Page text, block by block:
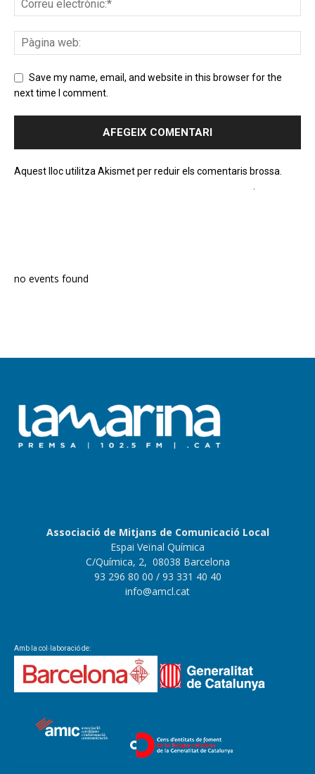
Save my name, email, and website in this browser for the
next time I comment.
Aquest lloc utilitza Akismet per reduir els comentaris brossa.
no events found
Associació de Mitjans de Comunicació Local
Espai Veïnal Química
C/Química, 2, 08038 Barcelona
93 296 80 00 / 93 331 40 40
info@amcl.cat
Amb la col·laboració de: